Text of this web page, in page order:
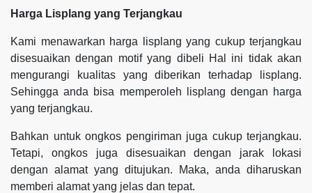
Harga Lisplang yang Terjangkau
Kami menawarkan harga lisplang yang cukup terjangkau
disesuaikan dengan motif yang dibeli Hal ini tidak akan
mengurangi kualitas yang diberikan terhadap lisplang.
Sehingga anda bisa memperoleh lisplang dengan harga
yang terjangkau.
Bahkan untuk ongkos pengiriman juga cukup terjangkau.
Tetapi, ongkos juga disesuaikan dengan jarak lokasi
dengan alamat yang ditujukan. Maka, anda diharuskan
memberi alamat yang jelas dan tepat.